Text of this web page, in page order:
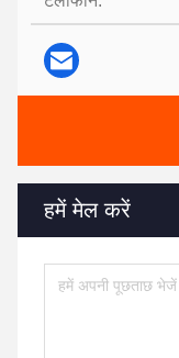
हमें मेल करें